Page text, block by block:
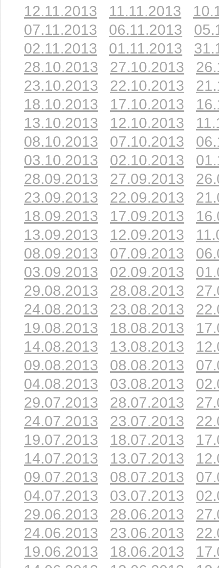
12.11.2013
11.11.2013
07.11.2013
06.11.2013
02.11.2013
01.11.2013
28.10.2013
27.10.2013
23.10.2013
22.10.2013
18.10.2013
17.10.2013
13.10.2013
12.10.2013
08.10.2013
07.10.2013
03.10.2013
02.10.2013
28.09.2013
27.09.2013
23.09.2013
22.09.2013
18.09.2013
17.09.2013
13.09.2013
12.09.2013
08.09.2013
07.09.2013
03.09.2013
02.09.2013
29.08.2013
28.08.2013
24.08.2013
23.08.2013
19.08.2013
18.08.2013
14.08.2013
13.08.2013
09.08.2013
08.08.2013
04.08.2013
03.08.2013
29.07.2013
28.07.2013
24.07.2013
23.07.2013
19.07.2013
18.07.2013
14.07.2013
13.07.2013
09.07.2013
08.07.2013
04.07.2013
03.07.2013
29.06.2013
28.06.2013
24.06.2013
23.06.2013
19.06.2013
18.06.2013